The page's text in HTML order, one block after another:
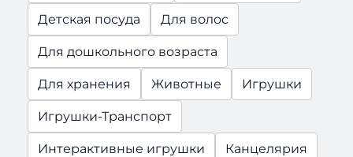
Детская посуда Для волос
Для дошкольного возраста
Для хранения Животные Игрушки
Игрушки-Транспорт
Интерактивные игрушки Канцелярия